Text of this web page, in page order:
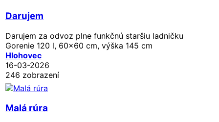
Darujem
Darujem za odvoz plne funkčnú staršiu ladničku
Gorenie 120 l, 60x60 cm, výška 145 cm
Hlohovec
16-03-2026
246 zobrazení
Malá rúra